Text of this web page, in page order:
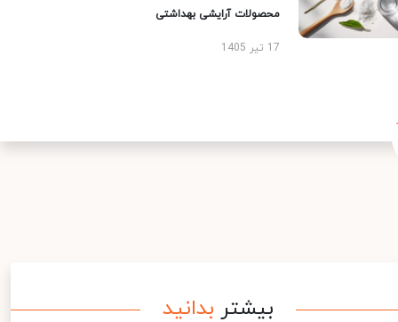
محصولات آرایشی بهداشتی
17 تیر 1405
بیشتر بدانید